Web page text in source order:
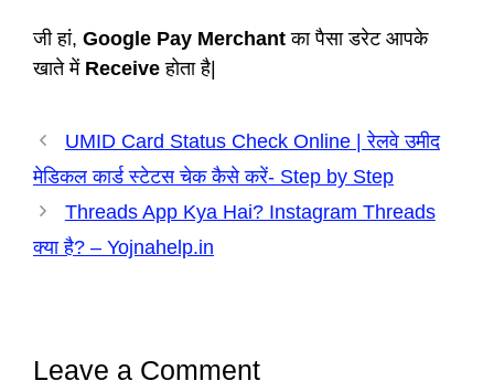
जी हां, Google Pay Merchant का पैसा डरेट आपके
खाते में Receive होता है|
UMID Card Status Check Online | रेलवे उमीद
मेडिकल कार्ड स्टेटस चेक कैसे करें- Step by Step
Threads App Kya Hai? Instagram Threads
क्या है? – Yojnahelp.in
Leave a Comment